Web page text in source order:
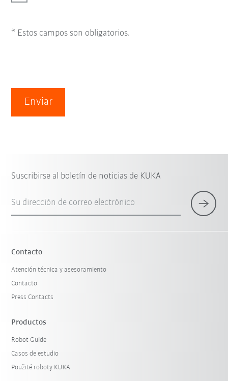
* Estos campos son obligatorios.
Enviar
Suscribirse al boletín de noticias de KUKA
Su dirección de correo electrónico
Contacto
Atención técnica y asesoramiento
Contacto
Press Contacts
Productos
Robot Guide
Casos de estudio
Použité roboty KUKA